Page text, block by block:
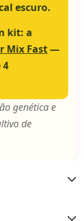
escuro.
kit: a
Mix Fast—
4
genética e
de